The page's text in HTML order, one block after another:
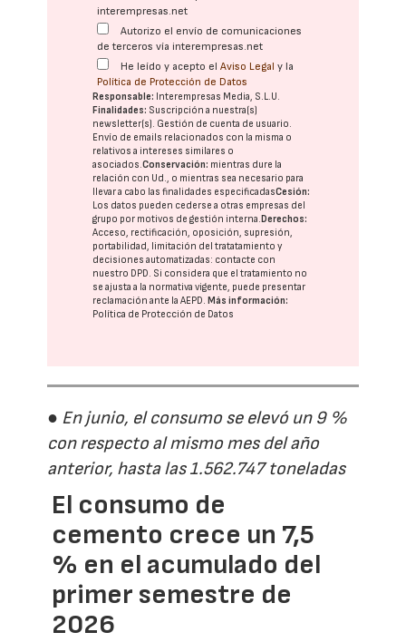
interempresas.net
Autorizo el envío de comunicaciones
de terceros vía interempresas.net
He leído y acepto elAviso Legal y la
Política de Protección de Datos
Responsable: Interempresas Media, S.L.U.
Finalidades: Suscripción a nuestra(s)
newsletter(s). Gestión de cuenta de usuario.
Envío de emails relacionados con la misma o
relativos a intereses similares o
asociados.Conservación: mientras dure la
relación con Ud., o mientras sea necesario para
llevar a cabo las finalidades especificadasCesión:
Los datos pueden cederse a otras empresas del
grupo por motivos de gestión interna.Derechos:
Acceso, rectificación, oposición, supresión,
portabilidad, limitación del tratatamiento y
decisiones automatizadas: contacte con
nuestro DPD. Si considera que el tratamiento no
se ajusta a la normativa vigente, puede presentar
reclamación ante laAEPD.Más información:
Política de Protección de Datos
● En junio, el consumo se elevó un 9 %
con respecto al mismo mes del año
anterior, hasta las 1.562.747 toneladas
El consumo de
cemento crece un 7,5
% en el acumulado del
primer semestre de
2026